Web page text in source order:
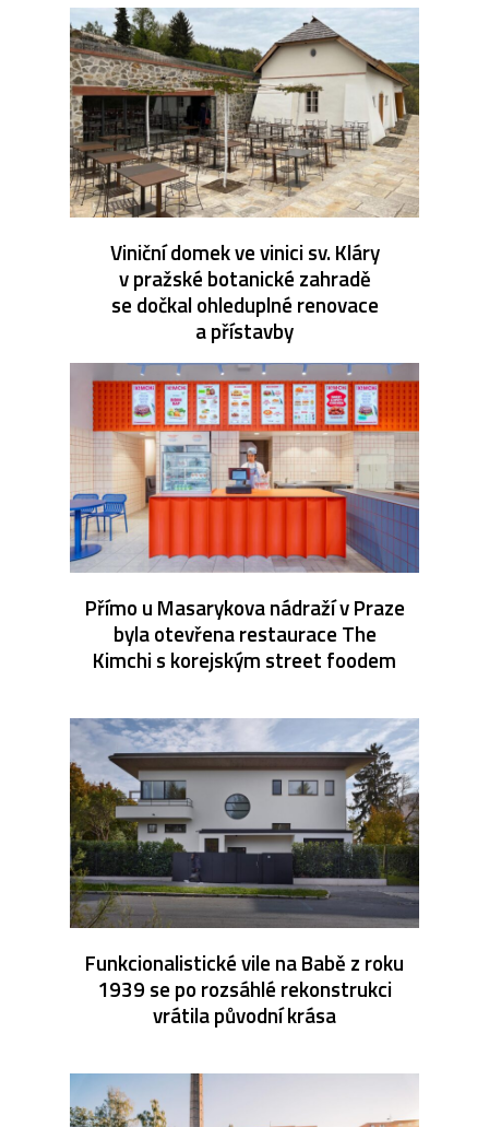
Viniční domek ve vinici sv. Kláry
v pražské botanické zahradě
se dočkal ohleduplné renovace
a přístavby
Přímo u Masarykova nádraží v Praze
byla otevřena restaurace The
Kimchi s korejským street foodem
Funkcionalistické vile na Babě z roku
1939 se po rozsáhlé rekonstrukci
vrátila původní krása